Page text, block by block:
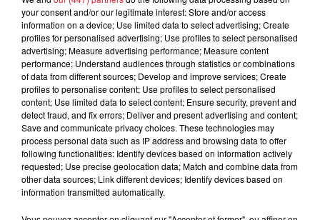
15 juillet 2026
BÉTHUNE: ENQUÊTE POUR HOMICIDE
VOLONTAIRE EN COURS, APRÈS LA...
Selon les premiers éléments, le logement servait
à des prostituées
your consent and/or our legitimate interest: Store and/or access
information on a device; Use limited data to select advertising; Create
profiles for personalised advertising; Use profiles to select personalised
advertising; Measure advertising performance; Measure content
performance; Understand audiences through statistics or combinations
of data from different sources; Develop and improve services; Create
profiles to personalise content; Use profiles to select personalised
content; Use limited data to select content; Ensure security, prevent and
detect fraud, and fix errors; Deliver and present advertising and content;
Save and communicate privacy choices. These technologies may
process personal data such as IP address and browsing data to offer
following functionalities: Identify devices based on information actively
requested; Use precise geolocation data; Match and combine data from
other data sources; Link different devices; Identify devices based on
information transmitted automatically.